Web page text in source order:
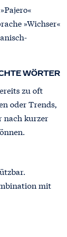
»Wichser«
WÖRTER
zu oft
oder Trends,
nach kurzer
mit